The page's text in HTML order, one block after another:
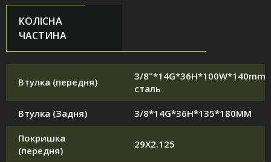
КОЛІСНА
ЧАСТИНА
Втулка (передня)
3/8"*14G*36H*100W*140mm,
сталь
Втулка (Задня) 3/8*14G*36H*135*180MM
Покришка
(передня)
29X2.125